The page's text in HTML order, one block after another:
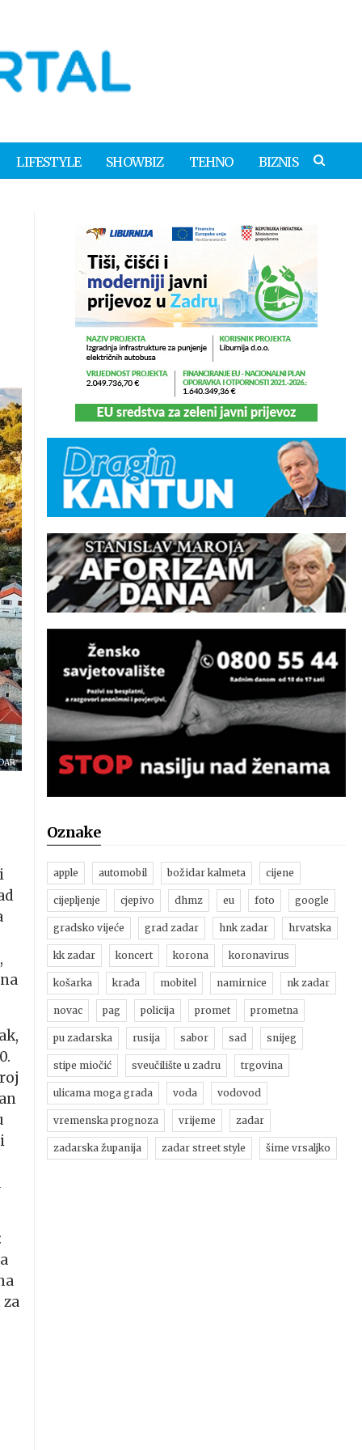
LIFESTYLE SHOWBIZ TEHNO BIZNIS
za
Oznake
apple automobil božidar kalmeta cijene
cijepljenje cjepivo dhmz eu foto google
gradsko vijeće grad zadar hnk zadar hrvatska
kk zadar koncert korona koronavirus
košarka krađa mobitel namirnice nk zadar
novac pag policija promet prometna
pu zadarska rusija sabor sad snijeg
stipe miočić sveučilište u zadru trgovina
ulicama moga grada voda vodovod
vremenska prognoza vrijeme zadar
zadarska županija zadar street style šime vrsaljko